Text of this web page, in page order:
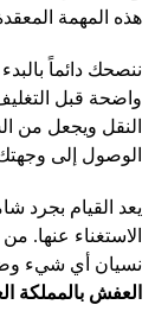
هذه المهمة
ننصحك دائماً
واضحة قبل
النقل ويجعل من
الوصول إلى
يعد القيام بجرد
الاستغناء عنها.
نسيان أي شيء
العفش بالمملكة